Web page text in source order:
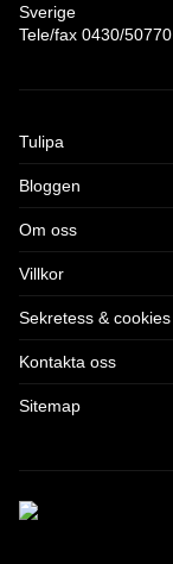
Sverige
Tele/fax 0430/50770
Tulipa
Bloggen
Om oss
Villkor
Sekretess & cookies
Kontakta oss
Sitemap